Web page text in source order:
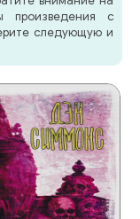
произведения с
следующую и